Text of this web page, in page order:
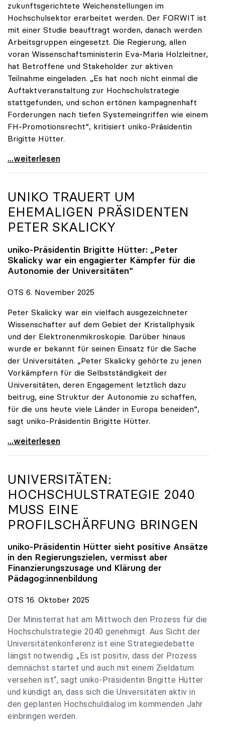
zukunftsgerichtete Weichenstellungen im
Hochschulsektor erarbeitet werden. Der FORWIT ist
mit einer Studie beauftragt worden, danach werden
Arbeitsgruppen eingesetzt. Die Regierung, allen
voran Wissenschaftsministerin Eva-Maria Holzleitner,
hat Betroffene und Stakeholder zur aktiven
Teilnahme eingeladen. „Es hat noch nicht einmal die
Auftaktveranstaltung zur Hochschulstrategie
stattgefunden, und schon ertönen kampagnenhaft
Forderungen nach tiefen Systemeingriffen wie einem
FH-Promotionsrecht“, kritisiert uniko-Präsidentin
Brigitte Hütter.
„Deplatzierte Kampagne“: uniko irritiert über
...weiterlesen
UNIKO TRAUERT UM
EHEMALIGEN PRÄSIDENTEN
PETER SKALICKY
uniko-Präsidentin Brigitte Hütter: „Peter
Skalicky war ein engagierter Kämpfer für die
Autonomie der Universitäten“
OTS 6. November 2025
Peter Skalicky war ein vielfach ausgezeichneter
Wissenschafter auf dem Gebiet der Kristallphysik
und der Elektronenmikroskopie. Darüber hinaus
wurde er bekannt für seinen Einsatz für die Sache
der Universitäten. „Peter Skalicky gehörte zu jenen
Vorkämpfern für die Selbstständigkeit der
Universitäten, deren Engagement letztlich dazu
beitrug, eine Struktur der Autonomie zu schaffen,
für die uns heute viele Länder in Europa beneiden“,
sagt uniko-Präsidentin Brigitte Hütter.
uniko trauert um ehemaligen Präsidenten Peter
...weiterlesen
UNIVERSITÄTEN:
HOCHSCHULSTRATEGIE 2040
MUSS EINE
PROFILSCHÄRFUNG BRINGEN
uniko-Präsidentin Hütter sieht positive Ansätze
in den Regierungszielen, vermisst aber
Finanzierungszusage und Klärung der
Pädagog:innenbildung
OTS 16. Oktober 2025
Der Ministerrat hat am Mittwoch den Prozess für die
Hochschulstrategie 2040 genehmigt. Aus Sicht der
Universitätenkonferenz ist eine Strategiedebatte
längst notwendig. „Es ist positiv, dass der Prozess
demnächst startet und auch mit einem Zieldatum
versehen ist“, sagt uniko-Präsidentin Brigitte Hütter
und kündigt an, dass sich die Universitäten aktiv in
den geplanten Hochschuldialog im kommenden Jahr
einbringen werden.